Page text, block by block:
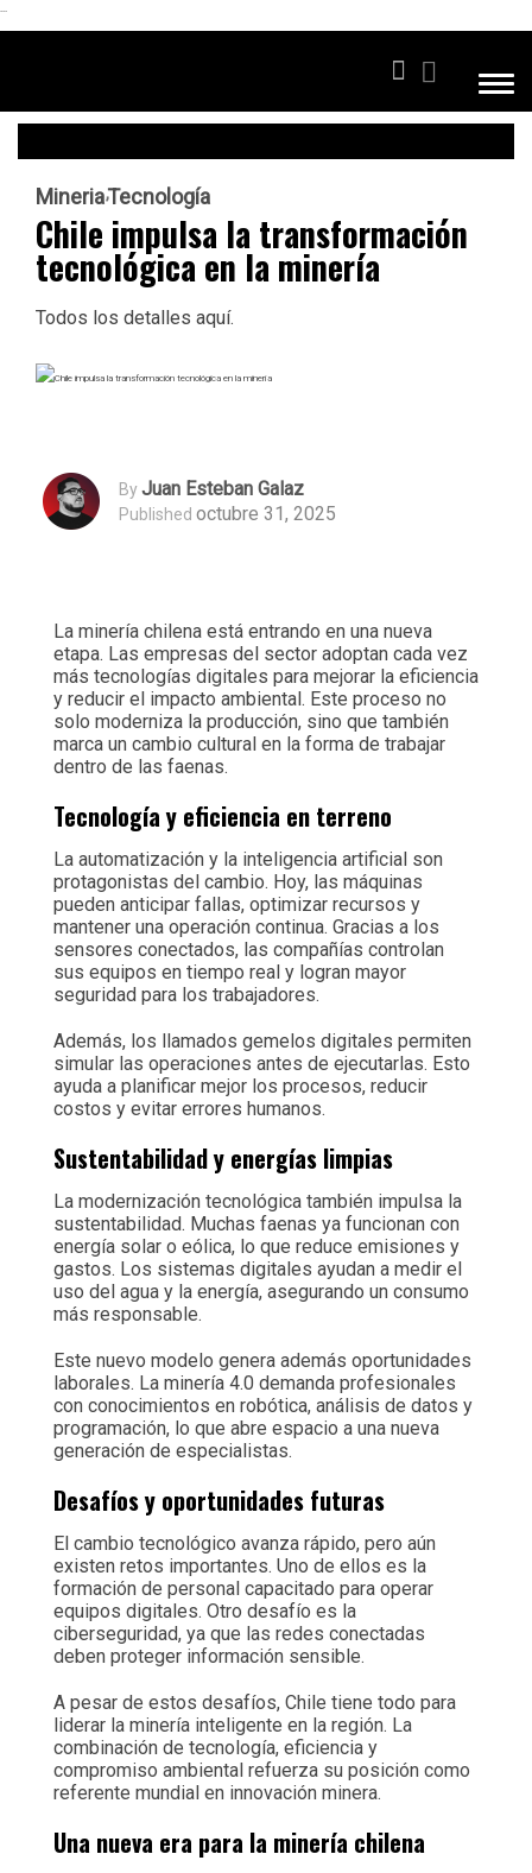
```
MineriaTecnología
Chile impulsa la transformación
tecnológica en la minería
Todos los detalles aquí.
ByJuan Esteban Galaz
Published octubre 31, 2025
La minería chilena está entrando en una nueva
etapa. Las empresas del sector adoptan cada vez
más tecnologías digitales para mejorar la eficiencia
y reducir el impacto ambiental. Este proceso no
solo moderniza la producción, sino que también
marca un cambio cultural en la forma de trabajar
dentro de las faenas.
Tecnología y eficiencia en terreno
La automatización y la inteligencia artificial son
protagonistas del cambio. Hoy, las máquinas
pueden anticipar fallas, optimizar recursos y
mantener una operación continua. Gracias a los
sensores conectados, las compañías controlan
sus equipos en tiempo real y logran mayor
seguridad para los trabajadores.
Además, los llamados gemelos digitales permiten
simular las operaciones antes de ejecutarlas. Esto
ayuda a planificar mejor los procesos, reducir
costos y evitar errores humanos.
Sustentabilidad y energías limpias
La modernización tecnológica también impulsa la
sustentabilidad. Muchas faenas ya funcionan con
energía solar o eólica, lo que reduce emisiones y
gastos. Los sistemas digitales ayudan a medir el
uso del agua y la energía, asegurando un consumo
más responsable.
Este nuevo modelo genera además oportunidades
laborales. La minería 4.0 demanda profesionales
con conocimientos en robótica, análisis de datos y
programación, lo que abre espacio a una nueva
generación de especialistas.
Desafíos y oportunidades futuras
El cambio tecnológico avanza rápido, pero aún
existen retos importantes. Uno de ellos es la
formación de personal capacitado para operar
equipos digitales. Otro desafío es la
ciberseguridad, ya que las redes conectadas
deben proteger información sensible.
A pesar de estos desafíos, Chile tiene todo para
liderar la minería inteligente en la región. La
combinación de tecnología, eficiencia y
compromiso ambiental refuerza su posición como
referente mundial en innovación minera.
Una nueva era para la minería chilena